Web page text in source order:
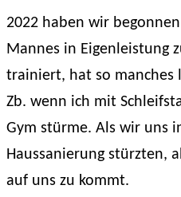
2022 haben wir
Mannes in Eigenleistung
trainiert, hat so manches
Zb. wenn ich mit
Gym stürme. Als wir uns
Haussanierung stürzten,
auf uns zu kommt.